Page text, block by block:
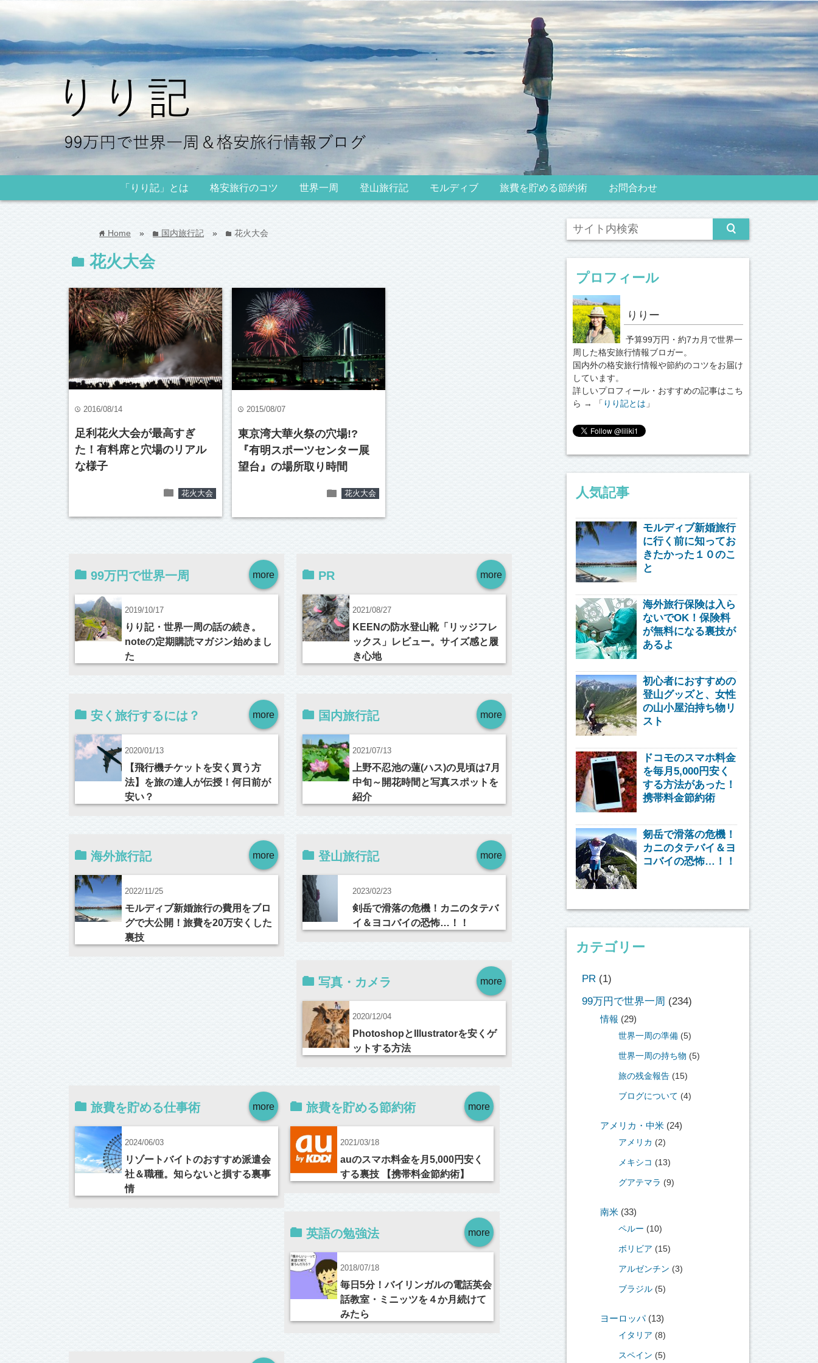
「りり記」とは 格安旅行のコツ 世界一周 登山旅行記 モルディブ 旅費を貯める節約術 お問合わせ
home Home » folder 国内旅行記 » folder 花火大会
folder 花火大会
time 2016/08/14
足利花火大会が最高すぎ
た！有料席と穴場のリアル
な様子
folder 花火大会
time 2015/08/07
東京湾大華火祭の穴場!?
『有明スポーツセンター展
望台』の場所取り時間
folder 花火大会
more
99万円で世界一周
2019/10/17
りり記・世界一周の話の続き。
noteの定期購読マガジン始めまし
た
more
PR
2021/08/27
KEENの防水登山靴「リッジフレ
ックス」レビュー。サイズ感と履
き心地
more
安く旅行するには？
2020/01/13
【飛行機チケットを安く買う方
法】を旅の達人が伝授！何日前が
安い？
more
国内旅行記
2021/07/13
上野不忍池の蓮(ハス)の見頃は7月
中旬～開花時間と写真スポットを
紹介
more
海外旅行記
2022/11/25
モルディブ新婚旅行の費用をブロ
グで大公開！旅費を20万安くした
裏技
more
登山旅行記
2023/02/23
剣岳で滑落の危機！カニのタテバ
イ＆ヨコバイの恐怖…！！
more
写真・カメラ
2020/12/04
PhotoshopとIllustratorを安くゲ
ットする方法
more
旅費を貯める仕事術
2024/06/03
リゾートバイトのおすすめ派遣会
社＆職種。知らないと損する裏事
情
more
旅費を貯める節約術
2021/03/18
auのスマホ料金を月5,000円安く
する裏技 【携帯料金節約術】
more
英語の勉強法
2018/07/18
毎日5分！バイリンガルの電話英会
話教室・ミニッツを４か月続けて
みたら
プロフィール
りりー
予算99万円・約7カ月で世界一
周した格安旅行情報ブロガー。
国内外の格安旅行情報や節約のコツをお届け
しています。
詳しいプロフィール・おすすめの記事はこち
ら → 「 りり記とは 」
人気記事
モルディブ新婚旅行
に行く前に知ってお
きたかった１０のこ
と
海外旅行保険は入ら
ないでOK！保険料
が無料になる裏技が
あるよ
初心者におすすめの
登山グッズと、女性
の山小屋泊持ち物リ
スト
ドコモのスマホ料金
を毎月5,000円安く
する方法があった！
携帯料金節約術
剱岳で滑落の危機！
カニのタテバイ＆ヨ
コバイの恐怖…！！
カテゴリー
PR (1)
99万円で世界一周 (234)
情報 (29)
世界一周の準備 (5)
世界一周の持ち物 (5)
旅の残金報告 (15)
ブログについて (4)
アメリカ・中米 (24)
アメリカ (2)
メキシコ (13)
グアテマラ (9)
南米 (33)
ペルー (10)
ボリビア (15)
アルゼンチン (3)
ブラジル (5)
ヨーロッパ(13)
イタリア (8)
スペイン (5)